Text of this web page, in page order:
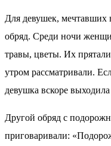
Для девушек, мечтавших
обряд. Среди ночи
травы, цветы. Их
утром рассматривали.
девушка вскоре
Другой обряд с
приговаривали: